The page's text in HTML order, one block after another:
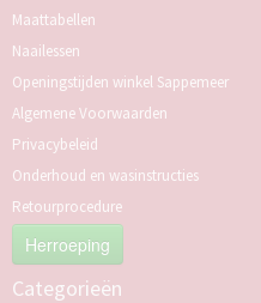
Maattabellen
Naailessen
Openingstijden winkel Sappemeer
Algemene Voorwaarden
Privacybeleid
Onderhoud en wasinstructies
Retourprocedure
Herroeping
Categorieën